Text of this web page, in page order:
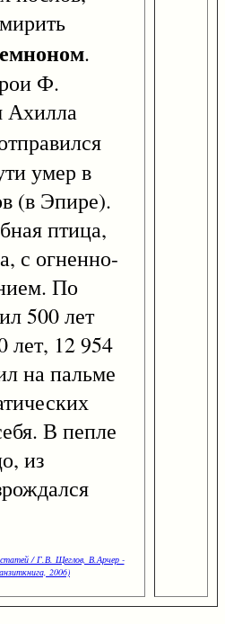
.
Ф.
Ахилла
умер в
(в Эпире).
птица,
с огненно-
По
500 лет
лет, 12 954
на пальме
В пепле
из
статей / Г.В. Щеглов, В.Арчер -
2006)